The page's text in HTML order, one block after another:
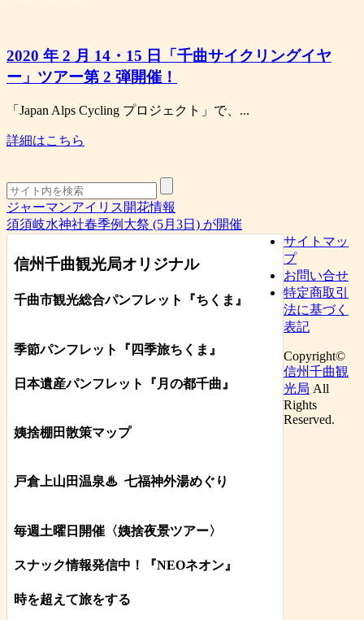
2020 年 2 月 14・15 日「千曲サイクリングイヤ
ー」ツアー第 2 弾開催！
「Japan Alps Cycling プロジェクト」で、...
詳細はこちら
ジャーマンアイリス開花情報
須須岐水神社春季例大祭 (5月3日) が開催
信州千曲観光局オリジナル
千曲市観光総合パンフレット 『ちくま 』
季節パンフレット『四季旅ちくま』
日本遺産パンフレット 『月の都千曲 』
姨捨棚田散策マップ
戸倉上山田温泉♨ 七福神外湯めぐり
毎週土曜日開催〈姨捨夜景ツアー〉
スナック情報発信中！『NEOネオン』
時を超えて旅をする
サイトマッ
プ
お問い合せ
特定商取引
法に基づく
表記
Copyright©
信州千曲観
光局 All
Rights
Reserved.